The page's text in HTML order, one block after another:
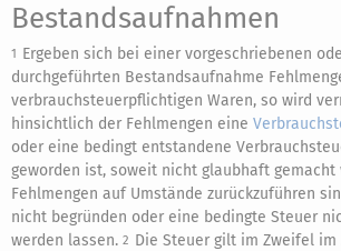
Bestandsaufnahmen
1 Ergeben sich bei einer vorgeschriebenen
durchgeführten Bestandsaufnahme
verbrauchsteuerpflichtigen Waren, so wird
hinsichtlich der Fehlmengen eine
oder eine bedingt entstandene
geworden ist, soweit nicht glaubhaft gemacht
Fehlmengen auf Umstände zurückzuführen
nicht begründen oder eine bedingte Steuer
werden lassen. 2 Die Steuer gilt im Zweifel